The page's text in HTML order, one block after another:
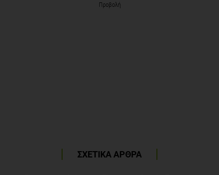
Προβολή
ΣΧΕΤΙΚΑ ΑΡΘΡΑ